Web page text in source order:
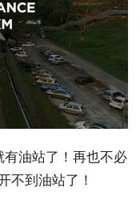
油站了！再也不必
不到油站了！